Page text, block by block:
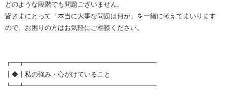
どのような段階でも問題ございません。
皆さまにとって「本当に大事な問題は何か」を一緒に考えてまいります
ので、お困りの方はお気軽にご相談ください。
┏━┳━━━━━━━━━━━━━━━━━━━━
┃◆┃私の強み・心がけていること
┗━┻━━━━━━━━━━━━━━━━━━━━